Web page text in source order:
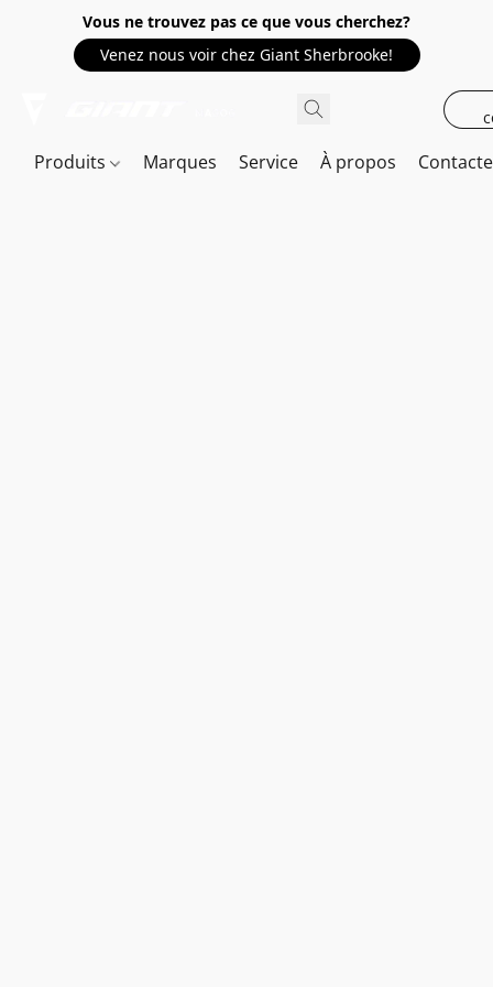
Vous ne trouvez pas ce que vous cherchez?
Venez nous voir chez Giant Sherbrooke!
Produits Marques Service À propos